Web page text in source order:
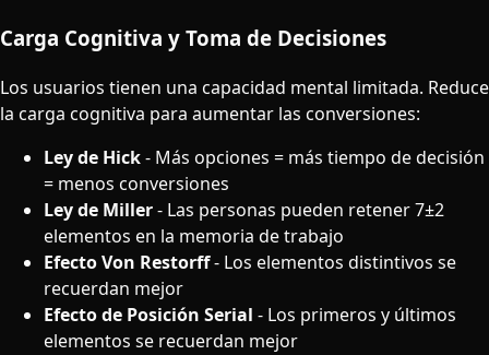
Carga Cognitiva y Toma de Decisiones
Los usuarios tienen una capacidad mental limitada. Reduce
la carga cognitiva para aumentar las conversiones:
Ley de Hick- Más opciones = más tiempo de decisión
= menos conversiones
Ley de Miller- Las personas pueden retener 7±2
elementos en la memoria de trabajo
Efecto Von Restorff- Los elementos distintivos se
recuerdan mejor
Efecto de Posición Serial - Los primeros y últimos
elementos se recuerdan mejor